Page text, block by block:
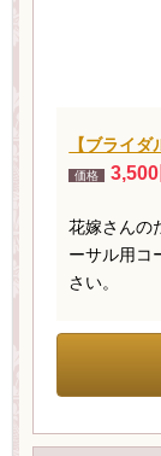
【ブライ
価格 3,500
花嫁さんの
ーサル用コ
さい。